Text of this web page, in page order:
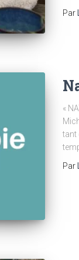
Par
«
tant
Par